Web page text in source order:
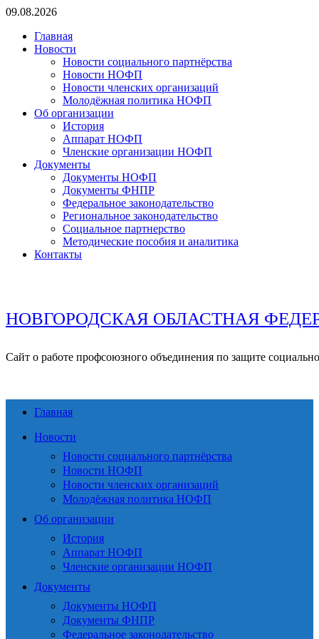
Перейти
содержимому
09.08.2026
Главная
Новости
Новости социального партнёрства
Новости НОФП
Новости членских организаций
Молодёжная политика НОФП
Об организации
История
Аппарат НОФП
Членские организации НОФП
Документы
Документы НОФП
Документы ФНПР
Федеральное законодательство
Региональное законодательство
Социальное партнерство
Методические пособия и аналитика
Контакты
НОВГОРОДСКАЯ ОБЛАСТНАЯ
Сайт о работе профсоюзного объединения по защите
Главная
Новости
Новости социального партнёрства
Новости НОФП
Новости членских организаций
Молодёжная политика НОФП
Об организации
История
Аппарат НОФП
Членские организации НОФП
Документы
Документы НОФП
Документы ФНПР
Федеральное законодательство